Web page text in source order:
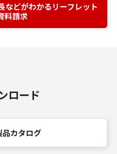
などがわかるリーフレット
料請求
ロード
品カタログ